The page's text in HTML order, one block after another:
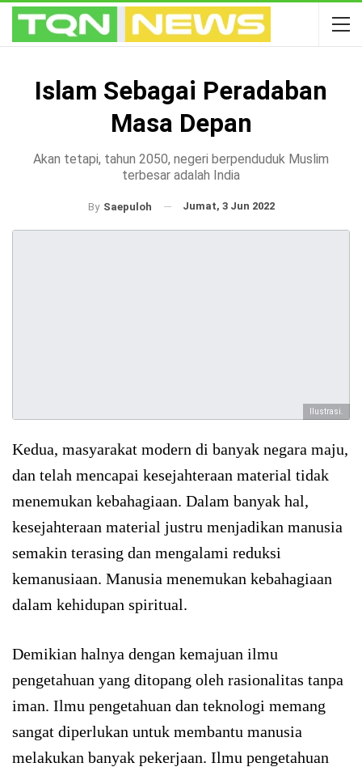
Islam Sebagai Peradaban
Masa Depan
Akan tetapi, tahun 2050, negeri berpenduduk Muslim
terbesar adalah India
By Saepuloh Jumat, 3 Jun 2022
Ilustrasi.
Kedua, masyarakat modern di banyak negara maju,
dan telah mencapai kesejahteraan material tidak
menemukan kebahagiaan. Dalam banyak hal,
kesejahteraan material justru menjadikan manusia
semakin terasing dan mengalami reduksi
kemanusiaan. Manusia menemukan kebahagiaan
dalam kehidupan spiritual.
Demikian halnya dengan kemajuan ilmu
pengetahuan yang ditopang oleh rasionalitas tanpa
iman. Ilmu pengetahuan dan teknologi memang
sangat diperlukan untuk membantu manusia
melakukan banyak pekerjaan. Ilmu pengetahuan